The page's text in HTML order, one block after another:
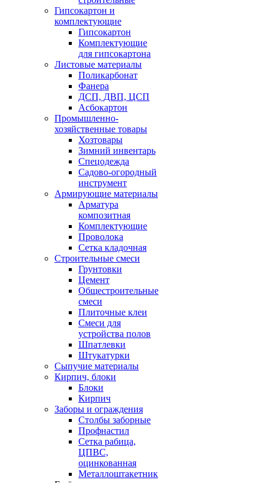
Гипсокартон и
комплектующие
Гипсокартон
Комплектующие
для гипсокартона
Листовые материалы
Поликарбонат
Фанера
ДСП, ДВП, ЦСП
Асбокартон
Промышленно-
хозяйственные товары
Хозтовары
Зимний инвентарь
Спецодежда
Садово-огородный
инструмент
Армирующие материалы
Арматура
композитная
Комплектующие
Проволока
Сетка кладочная
Строительные смеси
Грунтовки
Цемент
Общестроительные
смеси
Плиточные клеи
Смеси для
устройства полов
Шпатлевки
Штукатурки
Сыпучие материалы
Кирпич, блоки
Блоки
Кирпич
Заборы и ограждения
Столбы заборные
Профнастил
Сетка рабица,
ЦПВС,
оцинкованная
Металлоштакетник